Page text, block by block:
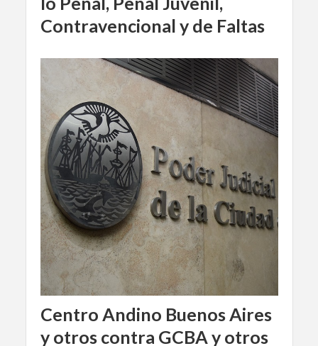
Contravencional y de Faltas
Centro Andino Buenos Aires
y otros contra GCBA y otros